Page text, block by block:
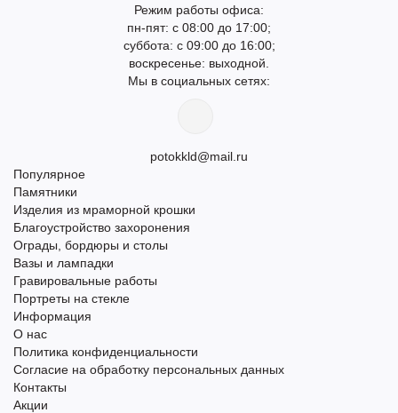
Режим работы офиса:
пн-пят: с 08:00 до 17:00;
суббота: с 09:00 до 16:00;
воскресенье: выходной.
Мы в социальных сетях:
potokkld@mail.ru
Популярное
Памятники
Изделия из мраморной крошки
Благоустройство захоронения
Ограды, бордюры и столы
Вазы и лампадки
Гравировальные работы
Портреты на стекле
Информация
О нас
Политика конфиденциальности
Согласие на обработку персональных данных
Контакты
Акции